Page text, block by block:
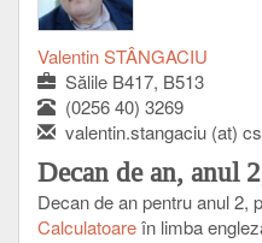
Valentin STÂNGACIU
Sălile B417, B513
(0256 40) 3269
valentin.stangaciu (at)
Decan de an, anul
Decan de an pentru anul 2,
Calculatoareîn limba